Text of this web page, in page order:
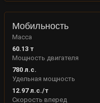
Мобильность
Масса
60.13т
Мощность двигателя
780л.с.
Удельная мощность
12.97л.с./т
Скорость вперед